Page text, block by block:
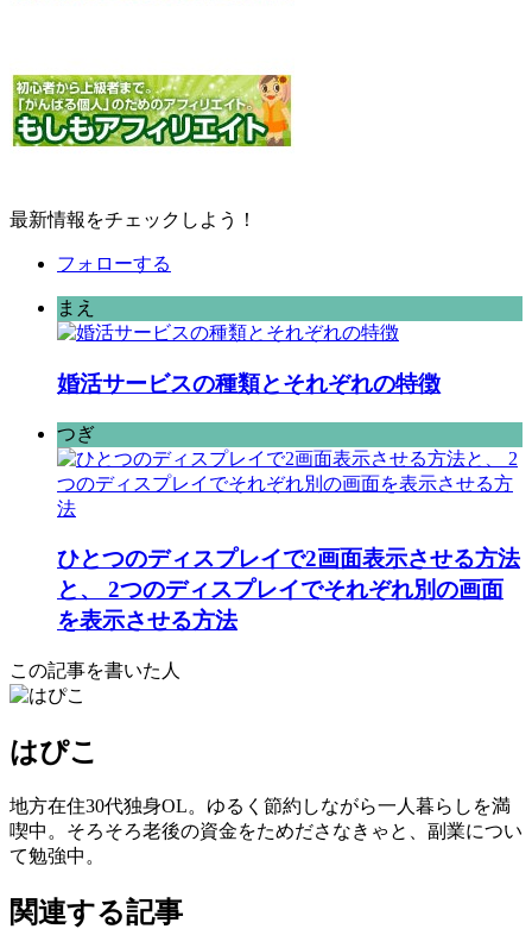
最新情報をチェックしよう！
フォローする
まえ
婚活サービスの種類とそれぞれの特徴
つぎ
ひとつのディスプレイで2画面表示させる方法
と、 2つのディスプレイでそれぞれ別の画面
を表示させる方法
この記事を書いた人
はぴこ
地方在住30代独身OL。ゆるく節約しながら一人暮らしを満
喫中。そろそろ老後の資金をためださなきゃと、副業につい
て勉強中。
関連する記事